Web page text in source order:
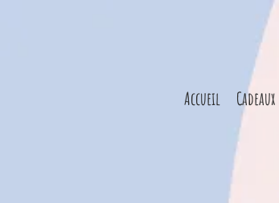
Accueil Cadeaux